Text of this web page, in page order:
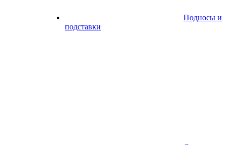
Подносы и
подставки